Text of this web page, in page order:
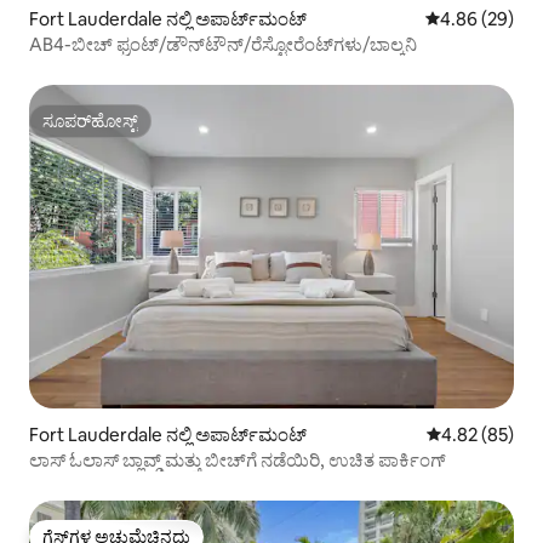
Fort Lauderdale ನಲ್ಲಿ ಅಪಾರ್ಟ್‌ಮಂಟ್ 5 ರಲ್ಲಿ 4.86
4.86 (29)
AB4-ಬೀಚ್ ಫ್ರಂಟ್/ಡೌನ್‌ಟೌನ್/ರೆಸ್ಟೋರೆಂಟ್‌ಗಳು/ಬಾಲ್ಕನಿ
ಸೂಪರ್‌ಹೋಸ್ಟ್
ಸೂಪರ್‌ಹೋಸ್ಟ್
Fort Lauderdale ನಲ್ಲಿ ಅಪಾರ್ಟ್‌ಮಂಟ್ 5 ರಲ್ಲಿ 4.82
4.82 (85)
ಲಾಸ್ ಓಲಾಸ್ ಬ್ಲಾವ್ಡ್ ಮತ್ತು ಬೀಚ್‌ಗೆ ನಡೆಯಿರಿ, ಉಚಿತ ಪಾರ್ಕಿಂಗ್
ಗೆಸ್ಟ್‌ಗಳ ಅಚ್ಚುಮೆಚ್ಚಿನದು